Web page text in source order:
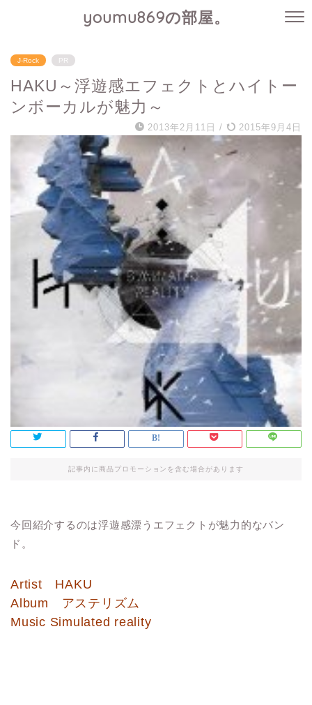
youmu869の部屋。
J-Rock PR
HAKU～浮遊感エフェクトとハイトー
ンボーカルが魅力～
2013年2月11日 / 2015年9月4日
記事内に商品プロモーションを含む場合があります
今回紹介するのは浮遊感漂うエフェクトが魅力的なバン
ド。
Artist HAKU
Album アステリズム
Music Simulated reality